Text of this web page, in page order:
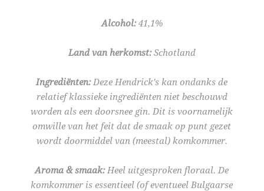
Alcohol:41,1%
Land van herkomst:Schotland
Ingrediënten:Deze Hendrick's kan ondanks de
relatief klassieke ingrediënten niet beschouwd
worden als een doorsnee gin. Dit is voornamelijk
omwille van het feit dat de smaak op punt gezet
wordt doormiddel van (meestal) komkommer.
Aroma & smaak:Heel uitgesproken floraal. De
komkommer is essentieel (of eventueel Bulgaarse